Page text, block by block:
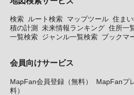
検索 ルート検索 マップツール 住ま
積の計測
未来情報ランキング 住所一
一覧検索 ジャンル一覧検索 ブックマ
会員向けサービス
MapFan会員登録（無料）
MapFanプ
料）